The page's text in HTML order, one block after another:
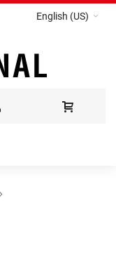
English (US)